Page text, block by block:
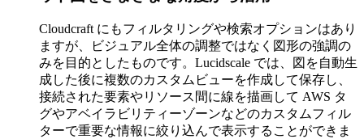
Cloudcraft にもフィルタリングや検索オプションはあり
ますが、ビジュアル全体の調整ではなく図形の強調の
みを目的としたものです。Lucidscale では、図を自動生
成した後に複数のカスタムビューを作成して保存し、
接続された要素やリソース間に線を描画して AWS タ
グやアベイラビリティーゾーンなどのカスタムフィル
ターで重要な情報に絞り込んで表示することができま